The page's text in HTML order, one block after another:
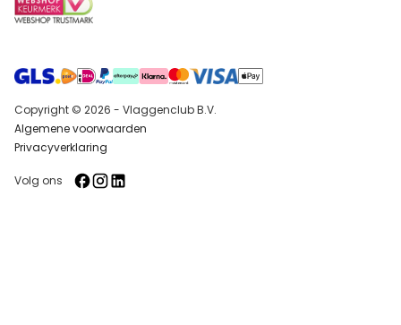
Copyright © 2026 - Vlaggenclub B.V.
Algemene voorwaarden
Privacyverklaring
Volg ons